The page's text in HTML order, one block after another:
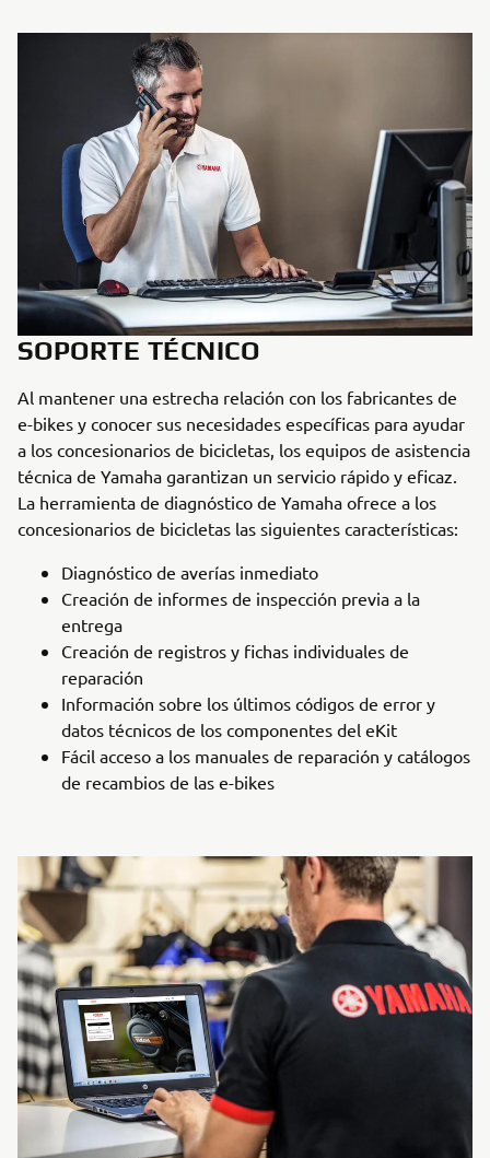
SOPORTE TÉCNICO
Al mantener una estrecha relación con los fabricantes de
e-bikes y conocer sus necesidades específicas para ayudar
a los concesionarios de bicicletas, los equipos de asistencia
técnica de Yamaha garantizan un servicio rápido y eficaz.
La herramienta de diagnóstico de Yamaha ofrece a los
concesionarios de bicicletas las siguientes características:
Diagnóstico de averías inmediato
Creación de informes de inspección previa a la
entrega
Creación de registros y fichas individuales de
reparación
Información sobre los últimos códigos de error y
datos técnicos de los componentes del eKit
Fácil acceso a los manuales de reparación y catálogos
de recambios de las e-bikes